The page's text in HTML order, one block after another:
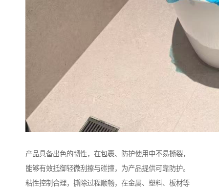
产品具备出色的韧性，在包裹、防护使用中不易撕裂，
能够有效抵御轻微刮擦与碰撞，为产品提供可靠防护。
粘性控制合理，撕除过程顺畅，在金属、塑料、板材等